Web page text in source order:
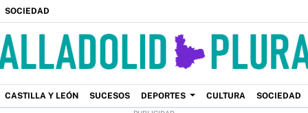
SOCIEDAD
CASTILLA Y LEÓN SUCESOS DEPORTES CULTURA SOCIEDAD